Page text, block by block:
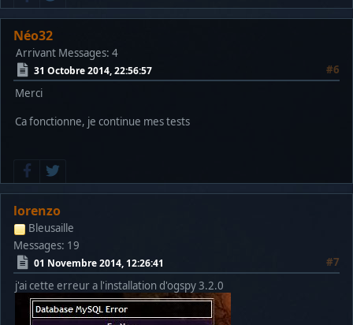
Néo32
Arrivant Messages: 4
31 Octobre 2014, 22:56:57
#6
Merci
Ca fonctionne, je continue mes tests
lorenzo
Bleusaille
Messages: 19
01 Novembre 2014, 12:26:41
#7
j'ai cette erreur a l'installation d'ogspy 3.2.0